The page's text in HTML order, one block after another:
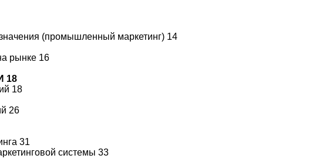
(промышленный маркетинг) 14
рынке 16
18
18
26
31
системы 33